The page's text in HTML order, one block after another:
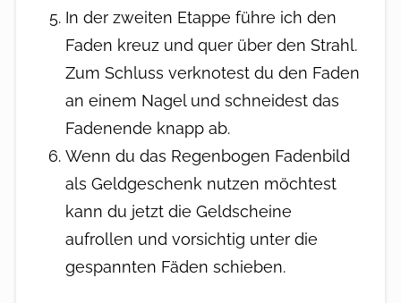
In der zweiten Etappe führe ich den
Faden kreuz und quer über den Strahl.
Zum Schluss verknotest du den Faden
an einem Nagel und schneidest das
Fadenende knapp ab.
Wenn du das Regenbogen Fadenbild
als Geldgeschenk nutzen möchtest
kann du jetzt die Geldscheine
aufrollen und vorsichtig unter die
gespannten Fäden schieben.